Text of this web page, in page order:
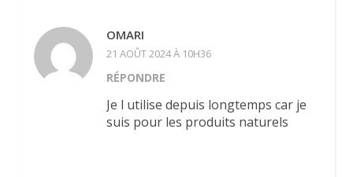
OMARI
21 AOÛT 2024 À 10H36
RÉPONDRE
Je l utilise depuis longtemps car je
suis pour les produits naturels